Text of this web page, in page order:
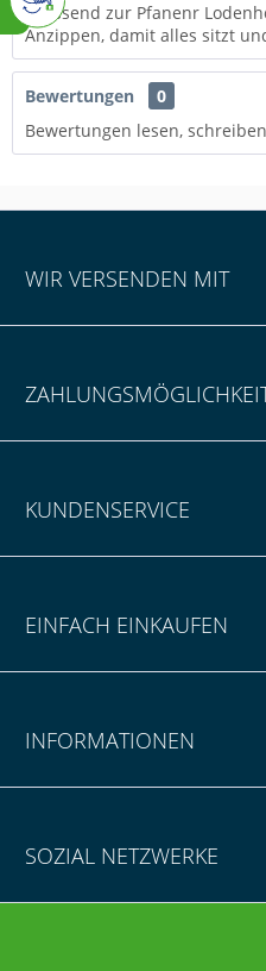
Passend zur Pfanenr
Anzippen, damit alles sitzt
Bewertungen
0
Bewertungen lesen,
WIR VERSENDEN MIT
KUNDENSERVICE
EINFACH EINKAUFEN
INFORMATIONEN
SOZIAL NETZWERKE